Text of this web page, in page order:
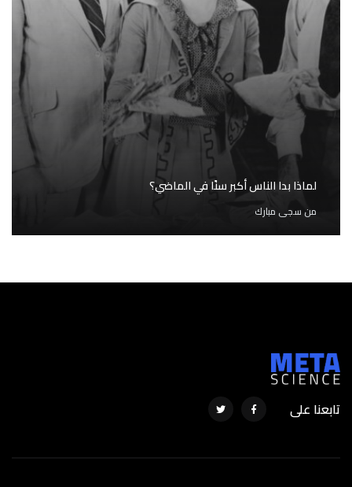
لماذا بدا الناس أكبر سنًا في الماضي؟
منسجى مبارك
تابعنا على